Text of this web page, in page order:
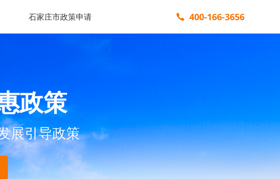
石家庄市政策申请 400-166-3656
政策
展引导政策